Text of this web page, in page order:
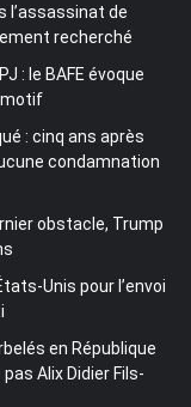
l’assassinat de
recherché
: le BAFE évoque
motif
: cinq ans après
condamnation
obstacle, Trump
Unis pour l’envoi
en République
Alix Didier Fils-